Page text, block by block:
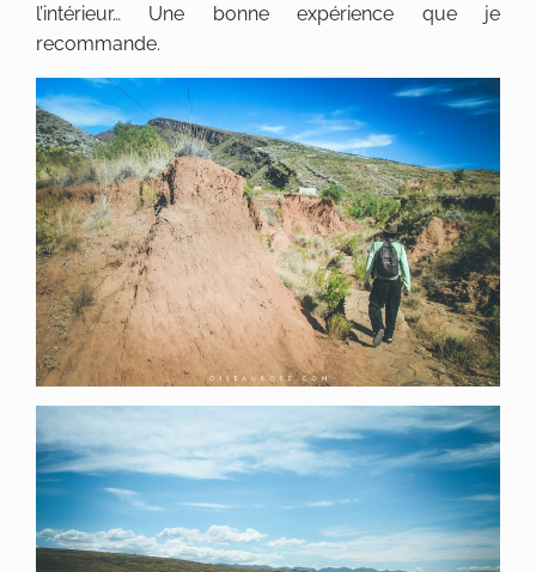
l’intérieur… Une bonne expérience que je
recommande.